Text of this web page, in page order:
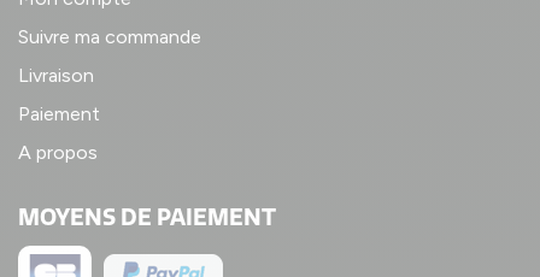
Suivre ma commande
Livraison
Paiement
A propos
MOYENS DE PAIEMENT